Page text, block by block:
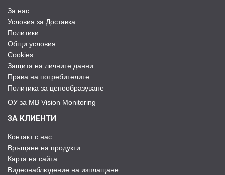
За нас
Условия за Доставка
Политики
Общи условия
Cookies
Защита на личните данни
Права на потребителите
Политика за ценообразуване
ОУ за MB Vision Monitoring
ЗА КЛИЕНТИ
Контакт с нас
Връщане на продукти
Карта на сайта
Видеонаблюдение на изплащане